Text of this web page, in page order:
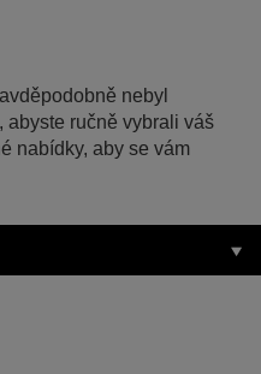
nebyl
abyste ručně vybrali váš
nabídky, aby se vám